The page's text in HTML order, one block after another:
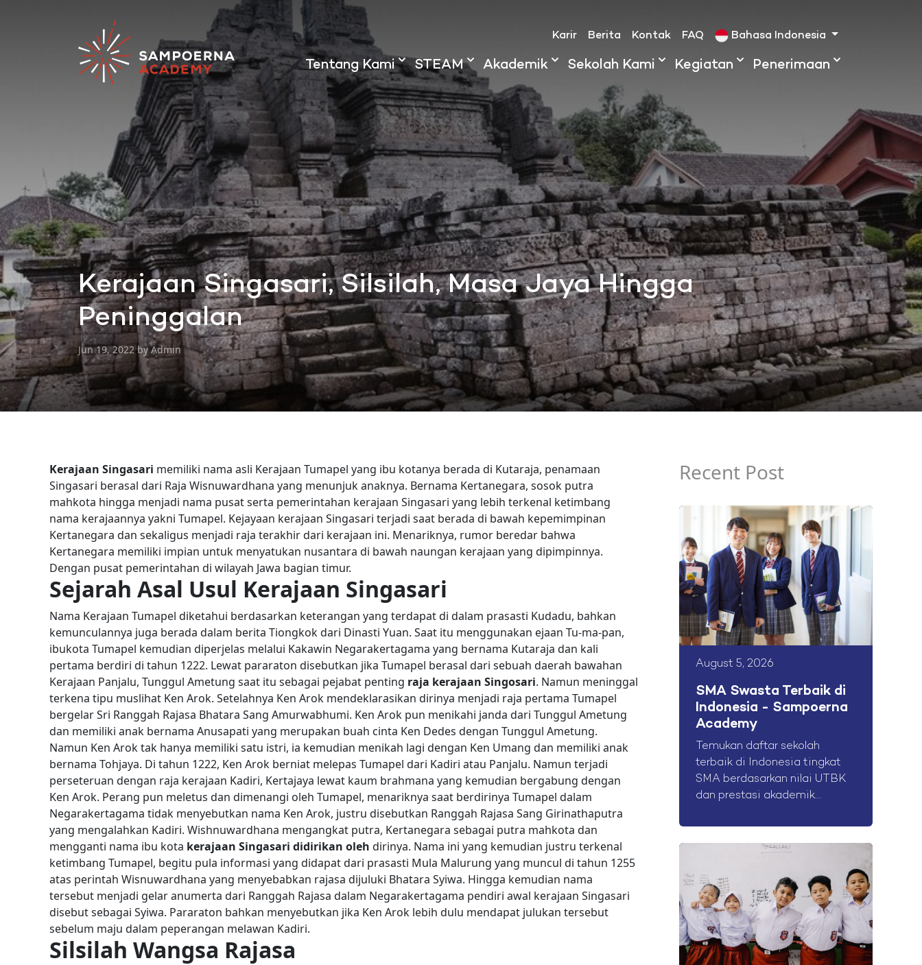
Karir Berita Kontak FAQ Bahasa Indonesia
Tentang Kami STEAM Akademik Sekolah Kami Kegiatan Penerimaan
Kerajaan Singasari, Silsilah, Masa Jaya Hingga
Peninggalan
Jun 19, 2022 by Admin
Kerajaan Singasari memiliki nama asli Kerajaan Tumapel yang ibu kotanya berada di Kutaraja, penamaan
Singasari berasal dari Raja Wisnuwardhana yang menunjuk anaknya. Bernama Kertanegara, sosok putra
mahkota hingga menjadi nama pusat serta pemerintahan kerajaan Singasari yang lebih terkenal ketimbang
nama kerajaannya yakni Tumapel. Kejayaan kerajaan Singasari terjadi saat berada di bawah kepemimpinan
Kertanegara dan sekaligus menjadi raja terakhir dari kerajaan ini. Menariknya, rumor beredar bahwa
Kertanegara memiliki impian untuk menyatukan nusantara di bawah naungan kerajaan yang dipimpinnya.
Dengan pusat pemerintahan di wilayah Jawa bagian timur.
Sejarah Asal Usul Kerajaan Singasari
Nama Kerajaan Tumapel diketahui berdasarkan keterangan yang terdapat di dalam prasasti Kudadu, bahkan
kemunculannya juga berada dalam berita Tiongkok dari Dinasti Yuan. Saat itu menggunakan ejaan Tu-ma-pan,
ibukota Tumapel kemudian diperjelas melalui Kakawin Negarakertagama yang bernama Kutaraja dan kali
pertama berdiri di tahun 1222. Lewat pararaton disebutkan jika Tumapel berasal dari sebuah daerah bawahan
Kerajaan Panjalu, Tunggul Ametung saat itu sebagai pejabat penting raja kerajaan Singosari. Namun meninggal
terkena tipu muslihat Ken Arok. Setelahnya Ken Arok mendeklarasikan dirinya menjadi raja pertama Tumapel
bergelar Sri Ranggah Rajasa Bhatara Sang Amurwabhumi. Ken Arok pun menikahi janda dari Tunggul Ametung
dan memiliki anak bernama Anusapati yang merupakan buah cinta Ken Dedes dengan Tunggul Ametung.
Namun Ken Arok tak hanya memiliki satu istri, ia kemudian menikah lagi dengan Ken Umang dan memiliki anak
bernama Tohjaya. Di tahun 1222, Ken Arok berniat melepas Tumapel dari Kadiri atau Panjalu. Namun terjadi
perseteruan dengan raja kerajaan Kadiri, Kertajaya lewat kaum brahmana yang kemudian bergabung dengan
Ken Arok. Perang pun meletus dan dimenangi oleh Tumapel, menariknya saat berdirinya Tumapel dalam
Negarakertagama tidak menyebutkan nama Ken Arok, justru disebutkan Ranggah Rajasa Sang Girinathaputra
yang mengalahkan Kadiri. Wishnuwardhana mengangkat putra, Kertanegara sebagai putra mahkota dan
mengganti nama ibu kota kerajaan Singasari didirikan oleh dirinya. Nama ini yang kemudian justru terkenal
ketimbang Tumapel, begitu pula informasi yang didapat dari prasasti Mula Malurung yang muncul di tahun 1255
atas perintah Wisnuwardhana yang menyebabkan rajasa dijuluki Bhatara Syiwa. Hingga kemudian nama
tersebut menjadi gelar anumerta dari Ranggah Rajasa dalam Negarakertagama pendiri awal kerajaan Singasari
disebut sebagai Syiwa. Pararaton bahkan menyebutkan jika Ken Arok lebih dulu mendapat julukan tersebut
sebelum maju dalam peperangan melawan Kadiri.
Silsilah Wangsa Rajasa
Recent Post
August 5, 2026
SMA Swasta Terbaik di
Indonesia - Sampoerna
Academy
Temukan daftar sekolah
terbaik di Indonesia tingkat
SMA berdasarkan nilai UTBK
dan prestasi akademik...